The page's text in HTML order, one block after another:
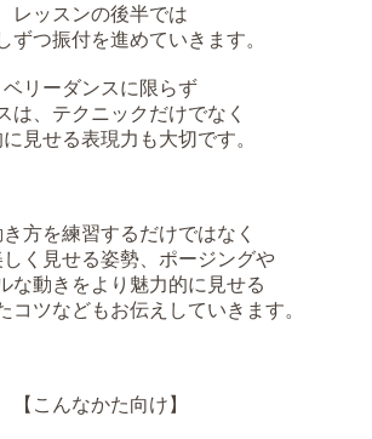
レッスンの後半では
ずつ振付を進めていきます。
ベリーダンスに限らず
は、テクニックだけでなく
見せる表現力も大切です。
方を練習するだけではなく
しく見せる姿勢、ポージングや
な動きをより魅力的に見せる
コツなどもお伝えしていきます。
【こんなかた向け】